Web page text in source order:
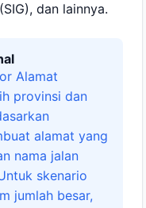
dan lainnya.
Alamat
provinsi dan
alamat yang
nama jalan
skenario
jumlah besar,